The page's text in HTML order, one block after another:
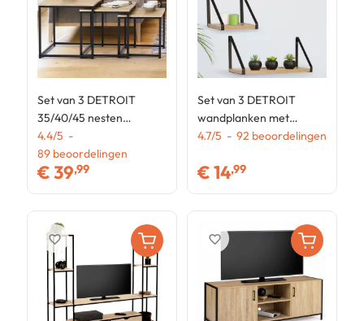
Set van 3 DETROIT
35/40/45 nesten
salontafels in industrieel
ontwerp
4.4/5 -
89 beoordelingen
€39,99
favorite_border
Set van 3 DETROIT
wandplanken met
industrieel ontwerp
4.7/5 - 92 beoordelingen
€14,99
favorite_border